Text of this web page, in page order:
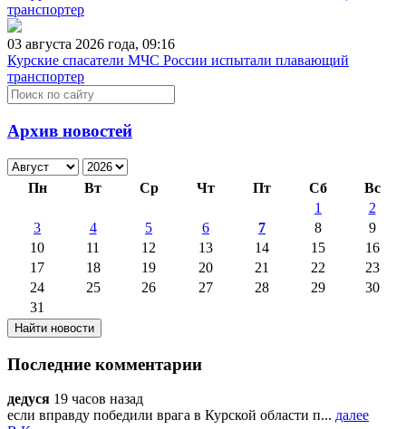
03 августа 2026 года, 09:16
Курские спасатели МЧС России испытали плавающий
транспортер
Архив новостей
Пн Вт Ср Чт Пт Сб
Вс
1
2
3
4 5 6 7 8
9
10
11 12 13 14 15
16
17
18 19 20 21 22
23
24
25 26 27 28 29
30
31
Последние комментарии
дедуся 19 часов назад
если вправду победили врага в Курской области п... далее